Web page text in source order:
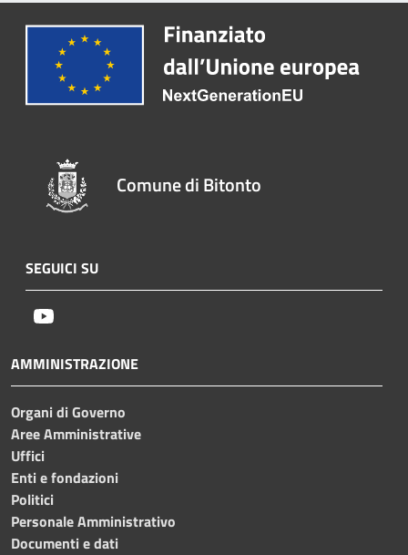
Comune di Bitonto
SEGUICI SU
AMMINISTRAZIONE
Organi di Governo
Aree Amministrative
Uffici
Enti e fondazioni
Politici
Personale Amministrativo
Documenti e dati